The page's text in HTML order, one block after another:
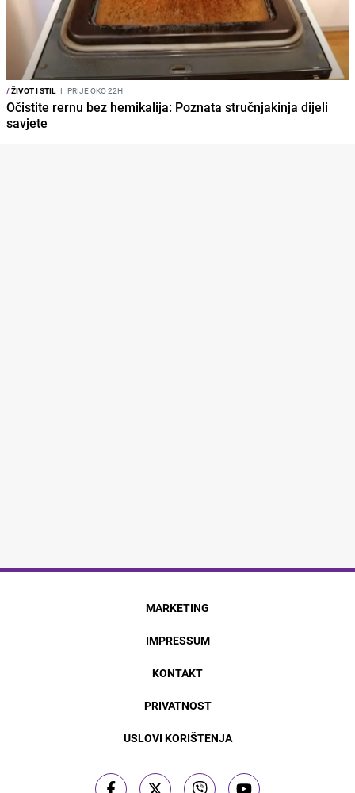
/ŽIVOT I STIL I PRIJE OKO 22H
Očistite rernu bez hemikalija: Poznata stručnjakinja dijeli
savjete
MARKETING
IMPRESSUM
KONTAKT
PRIVATNOST
USLOVI KORIŠTENJA